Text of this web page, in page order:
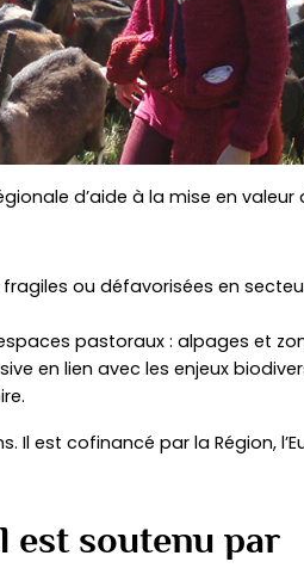
d’aide à la mise en
ou défavorisées en
pastoraux : alpages et
en lien avec les enjeux
est cofinancé par la Région,
est soutenu par